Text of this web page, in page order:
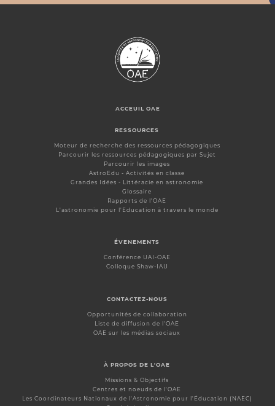
ACCEUIL OAE
RESSOURCES
Moteur de recherche des ressources pédagogiques
Parcourir les ressources pédagogiques par Sujet
Parcourir les images
AstroEdu - Activités en classe
Grandes Idées - Littéracie en astronomie
Glossaire
Rapports de l'OAE
L'astronomie pour l'Education à travers le monde
ÉVENEMENTS
Conférence UAI-OAE
Colloque Shaw-IAU
CONTACTEZ-NOUS
Opportunités de collaboration
Liste de diffusion de l'OAE
OAE sur les médias sociaux
À PROPOS DE L'OAE
Missions & Objectifs
Centres et noeuds de l'OAE
Les Coordinateurs Nationaux de l'Astronomie pour l'Éducation (NAEC)